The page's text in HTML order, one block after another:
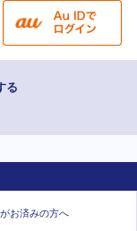
る
お済みの方へ